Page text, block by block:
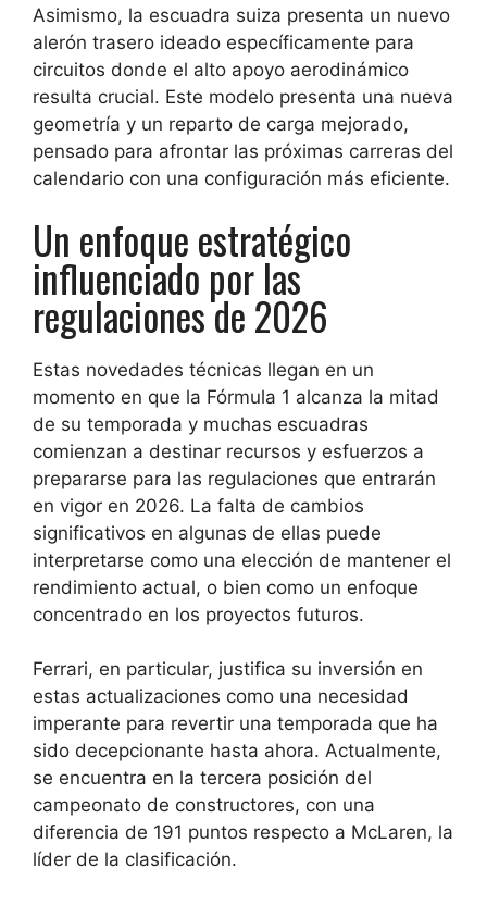
Asimismo, la escuadra suiza presenta un nuevo
alerón trasero ideado específicamente para
circuitos donde el alto apoyo aerodinámico
resulta crucial. Este modelo presenta una nueva
geometría y un reparto de carga mejorado,
pensado para afrontar las próximas carreras del
calendario con una configuración más eficiente.
Un enfoque estratégico
influenciado por las
regulaciones de 2026
Estas novedades técnicas llegan en un
momento en que la Fórmula 1 alcanza la mitad
de su temporada y muchas escuadras
comienzan a destinar recursos y esfuerzos a
prepararse para las regulaciones que entrarán
en vigor en 2026. La falta de cambios
significativos en algunas de ellas puede
interpretarse como una elección de mantener el
rendimiento actual, o bien como un enfoque
concentrado en los proyectos futuros.
Ferrari, en particular, justifica su inversión en
estas actualizaciones como una necesidad
imperante para revertir una temporada que ha
sido decepcionante hasta ahora. Actualmente,
se encuentra en la tercera posición del
campeonato de constructores, con una
diferencia de 191 puntos respecto a McLaren, la
líder de la clasificación.